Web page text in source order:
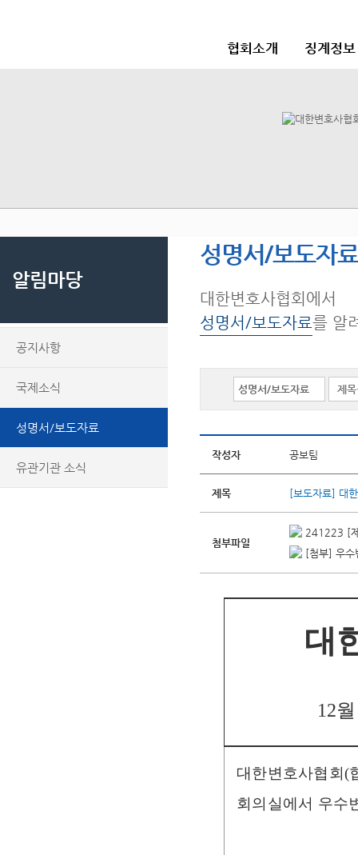
협회소개 징계정
알림마당
공지사항
국제소식
성명서/보도자료
유관기관 소식
성명서/보도자료
대한변호사협회에서
성명서/보도자료를 알
작성자 공보팀
제목 [보도자료] 대
첨부파일
241223 [
[첨부] 우수
대
12
대한변호사협회(
회의실에서 우수